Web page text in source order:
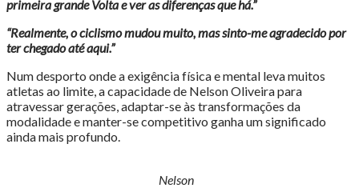
primeira grande Volta e ver as diferenças que há.”
“Realmente, o ciclismo mudou muito, mas sinto-me agradecido por
ter chegado até aqui.”
Num desporto onde a exigência física e mental leva muitos
atletas ao limite, a capacidade de Nelson Oliveira para
atravessar gerações, adaptar-se às transformações da
modalidade e manter-se competitivo ganha um significado
ainda mais profundo.
Nelson